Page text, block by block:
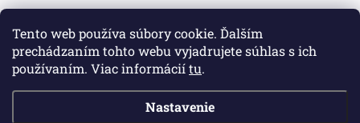
Tento web používa súbory cookie. Ďalším
prechádzaním tohto webu vyjadrujete súhlas s ich
používaním. Viac informáciítu.
Nastavenie